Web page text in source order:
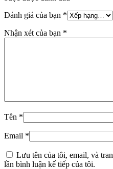
Đánh giá của bạn *
Nhận xét của bạn *
Tên *
Email *
Lưu tên của tôi, email, và
lần bình luận kế tiếp của tôi.